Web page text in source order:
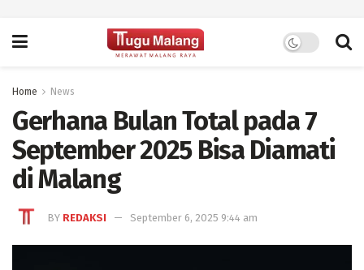
Home News
Gerhana Bulan Total pada 7
September 2025 Bisa Diamati
di Malang
BY REDAKSI September 6, 2025 9:44 am